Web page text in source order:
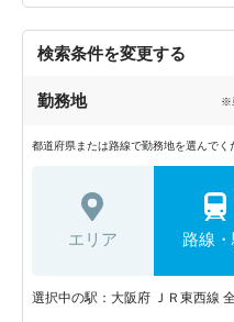
検索条件を変更する
勤務地 ※
都道府県または路線で勤務地を選んでく
エリア 路線
選択中の駅：大阪府 ＪＲ東西線